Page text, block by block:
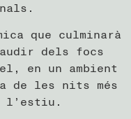
que culminarà
dels focs
en un ambient
de les nits més
l’estiu.